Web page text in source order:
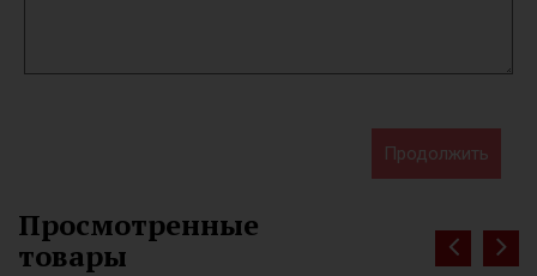
Продолжить
Просмотренные
товары